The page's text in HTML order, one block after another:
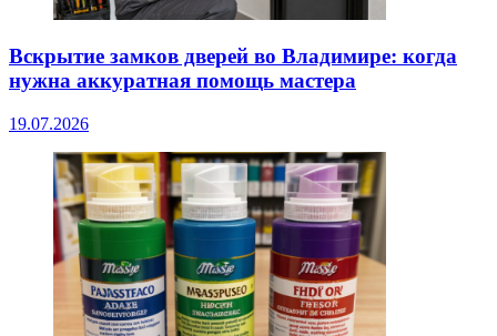
Вскрытие замков дверей во Владимире: когда
нужна аккуратная помощь мастера
19.07.2026